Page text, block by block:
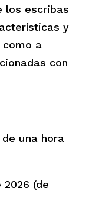
los escribas
y
a
con
una hora
(de